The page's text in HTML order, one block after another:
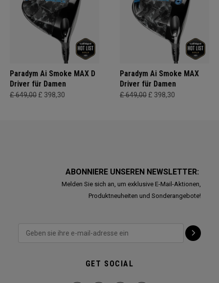
Paradym Ai Smoke MAX D
Driver für Damen
£ 649,00 £ 398,30
Paradym Ai Smoke MAX
Driver für Damen
£ 649,00 £ 398,30
ABONNIERE UNSEREN NEWSLETTER:
Melden Sie sich an, um exklusive E-Mail-Aktionen,
Produktneuheiten und Sonderangebote!
GET SOCIAL